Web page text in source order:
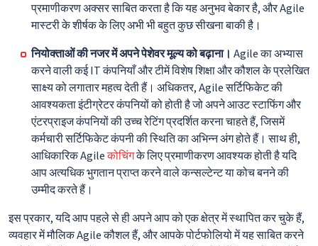
प्रमाणीकरण अक्सर साबित करता है कि यह अनुभव बेकार है, और Agile
मास्टरी के शीर्षक के लिए अभी भी बहुत कुछ सीखना बाकी है।
नियोक्ताओं की नजर में अपने पेशेवर मूल्य को बढ़ाना। Agile का अभ्यास
करने वाली कई IT कंपनियाँ और टीमें विशेष शिक्षा और कौशल के प्रलेखित
साक्ष्य को लगातार महत्व देती हैं। अधिकतर, Agile सर्टिफिकेट की
आवश्यकता इंटीग्रेटर कंपनियों को होती है जो अपने आउट स्टाफिंग और
एंटरप्राइज कंपनियों की उच्च रेटिंग प्रदर्शित करना चाहते हैं, जिसमें
कर्मचारी सर्टिफिकेट कंपनी की स्थिति का अभिन्न अंग होते हैं। साथ ही,
आधिकारिक Agileकोचिंगके लिए प्रमाणीकरण आवश्यक होती है यदि
आप अत्यधिक भुगतान प्राप्त करने वाले कन्सल्टेन्ट या कोच बनने की
उम्मीद करते हैं।
इस प्रकार, यदि आप पहले से ही अपने आप को एक क्षेत्र में स्थापित कर चुके हैं,
व्यवहार में मौलिक Agile कौशल हैं, और आपके पोर्टफोलियो में यह साबित करने